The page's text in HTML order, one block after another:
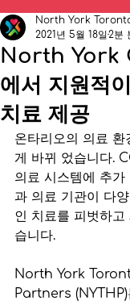
North York
에서 지원적
치료 제공
North York
2021년 5월 18일 2분
온타리오의 의료
게 바뀌 었습니다.
의료 시스템에 추가
과 의료 기관이 다
인 치료를 피벗하고
습니다.
North York
Partners (NYTHP)